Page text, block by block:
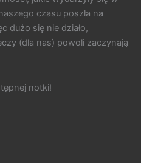
czasu poszła na
dużo się nie działo,
(dla nas) powoli zaczynają
notki!